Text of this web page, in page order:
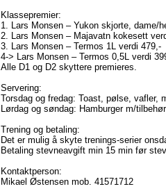
Klassepremier:
1. Lars Monsen – Yukon skjorte, dame/
2. Lars Monsen – Majavatn kokesett
3. Lars Monsen – Termos 1L verdi 479,-
4-> Lars Monsen – Termos 0,5L verdi
Alle D1 og D2 skyttere premieres.
Servering:
Torsdag og fredag: Toast, pølse, vafler,
Lørdag og søndag: Hamburger m/
Trening og betaling:
Det er mulig å skyte trenings-serier
Betaling stevneavgift min 15 min før
Kontaktperson:
Mikael Østensen mob. 41571712